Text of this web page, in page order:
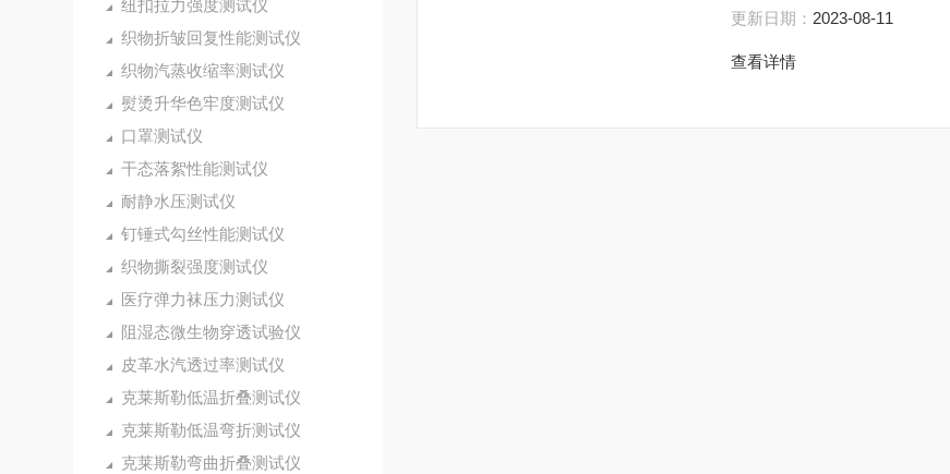
纽扣拉力强度测试仪
织物折皱回复性能测试仪
织物汽蒸收缩率测试仪
熨烫升华色牢度测试仪
口罩测试仪
干态落絮性能测试仪
耐静水压测试仪
钉锤式勾丝性能测试仪
织物撕裂强度测试仪
医疗弹力袜压力测试仪
阻湿态微生物穿透试验仪
皮革水汽透过率测试仪
克莱斯勒低温折叠测试仪
克莱斯勒低温弯折测试仪
克莱斯勒弯曲折叠测试仪
更新日期： 2023-08-11
查看详情